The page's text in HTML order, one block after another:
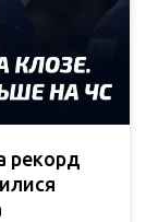
рекорд